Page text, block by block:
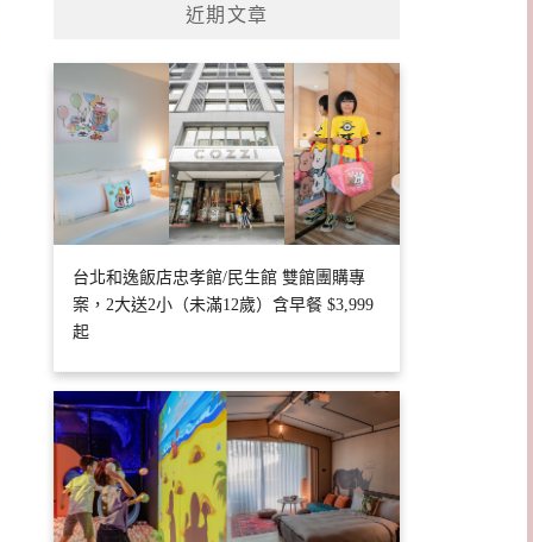
近期文章
台北和逸飯店忠孝館/民生館 雙館團購專
案，2大送2小（未滿12歲）含早餐 $3,999
起